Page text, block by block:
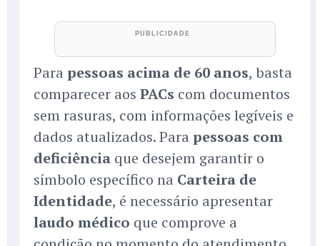
Para pessoas acima de 60 anos, basta
comparecer aos PACs com documentos
sem rasuras, com informações legíveis e
dados atualizados. Para pessoas com
deficiência que desejem garantir o
símbolo específico na Carteira de
Identidade, é necessário apresentar
laudo médico que comprove a